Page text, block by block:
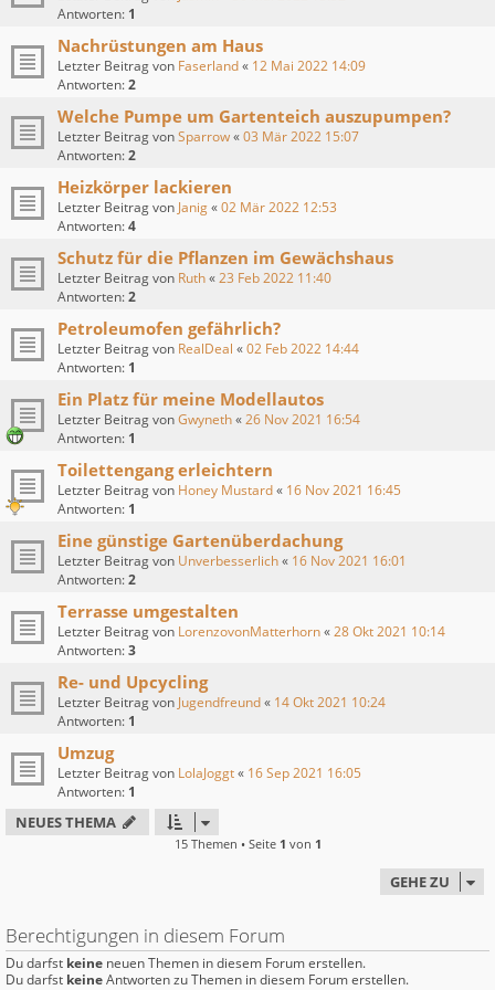
Antworten: 1
Nachrüstungen am Haus
Letzter Beitrag von Faserland« 12 Mai 2022 14:09
Antworten:2
Welche Pumpe um Gartenteich auszupumpen?
Letzter Beitrag vonSparrow«03 Mär 2022 15:07
Antworten:2
Heizkörper lackieren
Letzter Beitrag von Janig«02 Mär 2022 12:53
Antworten:4
Schutz für die Pflanzen im Gewächshaus
Letzter Beitrag von Ruth«23 Feb 2022 11:40
Antworten:2
Petroleumofen gefährlich?
Letzter Beitrag von RealDeal «02 Feb 2022 14:44
Antworten: 1
Ein Platz für meine Modellautos
Letzter Beitrag vonGwyneth«26 Nov 2021 16:54
Antworten: 1
Toilettengang erleichtern
Letzter Beitrag von Honey Mustard« 16 Nov 2021 16:45
Antworten: 1
Eine günstige Gartenüberdachung
Letzter Beitrag von Unverbesserlich« 16 Nov 2021 16:01
Antworten:2
Terrasse umgestalten
Letzter Beitrag von LorenzovonMatterhorn«28 Okt 2021 10:14
Antworten:3
Re- und Upcycling
Letzter Beitrag von Jugendfreund« 14 Okt 2021 10:24
Antworten: 1
Umzug
Letzter Beitrag von LolaJoggt« 16 Sep 2021 16:05
Antworten: 1
NEUES THEMA
15 Themen • Seite 1 von 1
GEHE ZU
Berechtigungen in diesem Forum
Du darfst keine neuen Themen in diesem Forum erstellen.
Du darfst keineAntworten zu Themen in diesem Forum erstellen.